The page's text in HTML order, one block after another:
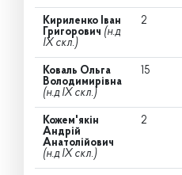
Кириленко Іван
Григорович (н.д
IX скл.)
2
Коваль Ольга
Володимирівна
(н.д IX скл.)
15
Кожем'якін
Андрій
Анатолійович
(н.д IX скл.)
2